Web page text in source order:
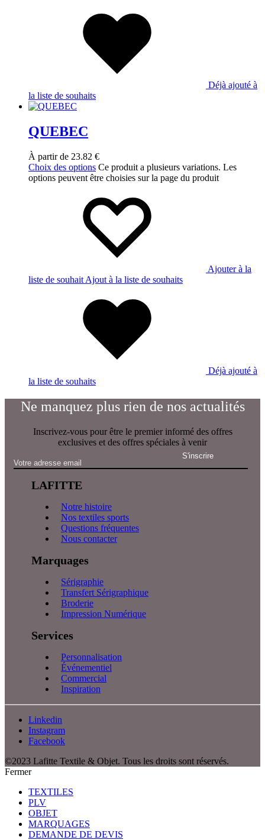
Déjà ajouté à
la liste de souhaits
QUEBEC
À partir de 23.82 €
Choix des options Ce produit a plusieurs variations. Les
options peuvent être choisies sur la page du produit
Ajouter à la
liste de souhait Ajout à la liste de souhaits
Déjà ajouté à
la liste de souhaits
Ne manquez plus rien de nos actualités
Inscrivez-vous pour être le premier informé des offres
exclusives et des offres spéciales à venir
LAFITTE
Notre histoire
Nos textiles sports
Questions fréquentes
Nous contacter
Marquages
Sérigraphie
Transfert Sérigraphique
Broderie
Impression Numérique
Services
Personnalisation
Événementiel
Commercial
Inspiration
Linkedin
Instagram
Facebook
©2023 Lafitte Textile & Objet. Tous les droits sont réservés.
Fermer
TEXTILES
PLV
OBJET
MARQUAGES
DEMANDE DE DEVIS